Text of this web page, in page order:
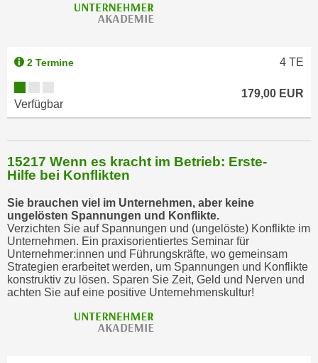
2 Termine 4 TE
Verfügbar
179,00 EUR
15217 Wenn es kracht im Betrieb: Erste-
Hilfe bei Konflikten
Sie brauchen viel im Unternehmen, aber keine
ungelösten Spannungen und Konflikte.
Verzichten Sie auf Spannungen und (ungelöste) Konflikte im
Unternehmen. Ein praxisorientiertes Seminar für
Unternehmer:innen und Führungskräfte, wo gemeinsam
Strategien erarbeitet werden, um Spannungen und Konflikte
konstruktiv zu lösen. Sparen Sie Zeit, Geld und Nerven und
achten Sie auf eine positive Unternehmenskultur!